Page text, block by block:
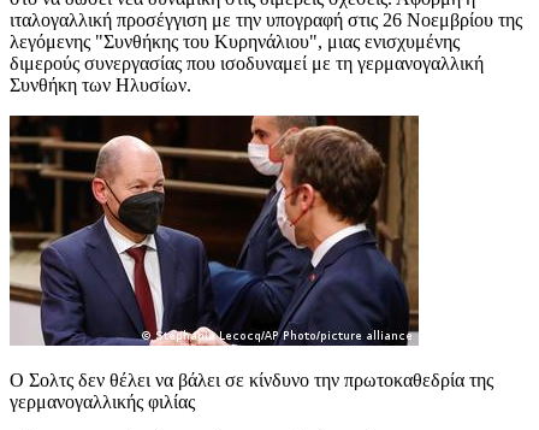
ιταλογαλλική προσέγγιση με την υπογραφή στις 26 Νοεμβρίου της
λεγόμενης "Συνθήκης του Κυρηνάλιου", μιας ενισχυμένης
διμερούς συνεργασίας που ισοδυναμεί με τη γερμανογαλλική
Συνθήκη των Ηλυσίων.
Ο Σολτς δεν θέλει να βάλει σε κίνδυνο την πρωτοκαθεδρία της
γερμανογαλλικής φιλίας